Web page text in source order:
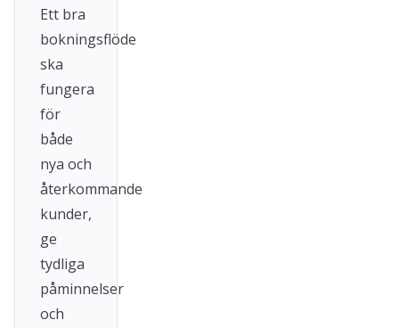
Ett bra
bokningsflöde
ska
fungera
för
både
nya och
återkommande
kunder,
ge
tydliga
påminnelser
och